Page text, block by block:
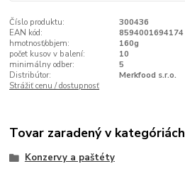
Číslo produktu:
300436
EAN kód:
8594001694174
hmotnosť/objem:
160g
počet kusov v balení:
10
minimálny odber:
5
Distribútor:
Merkfood s.r.o.
Strážiť cenu / dostupnosť
Tovar zaradený v kategóriách
Konzervy a paštéty